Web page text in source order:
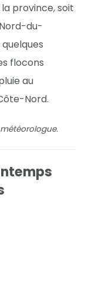
province, soit
du-
flocons
au
Nord.